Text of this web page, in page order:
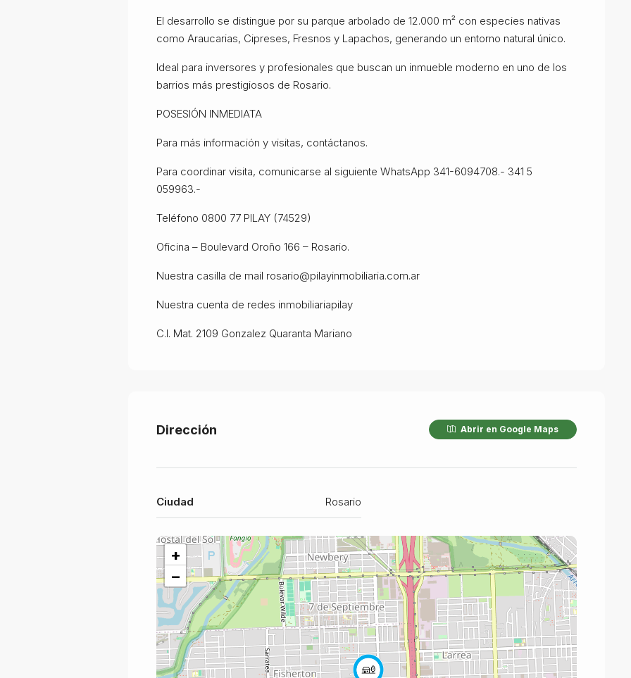
El desarrollo se distingue por su parque arbolado de 12.000 m² con especies nativas
como Araucarias, Cipreses, Fresnos y Lapachos, generando un entorno natural único.
Ideal para inversores y profesionales que buscan un inmueble moderno en uno de los
barrios más prestigiosos de Rosario.
POSESIÓN INMEDIATA
Para más información y visitas, contáctanos.
Para coordinar visita, comunicarse al siguiente WhatsApp 341-6094708.- 341 5
059963.-
Teléfono 0800 77 PILAY (74529)
Oficina – Boulevard Oroño 166 – Rosario.
Nuestra casilla de mail rosario@pilayinmobiliaria.com.ar
Nuestra cuenta de redes inmobiliariapilay
C.I. Mat. 2109 Gonzalez Quaranta Mariano
Dirección Abrir en Google Maps
Ciudad Rosario
+
−